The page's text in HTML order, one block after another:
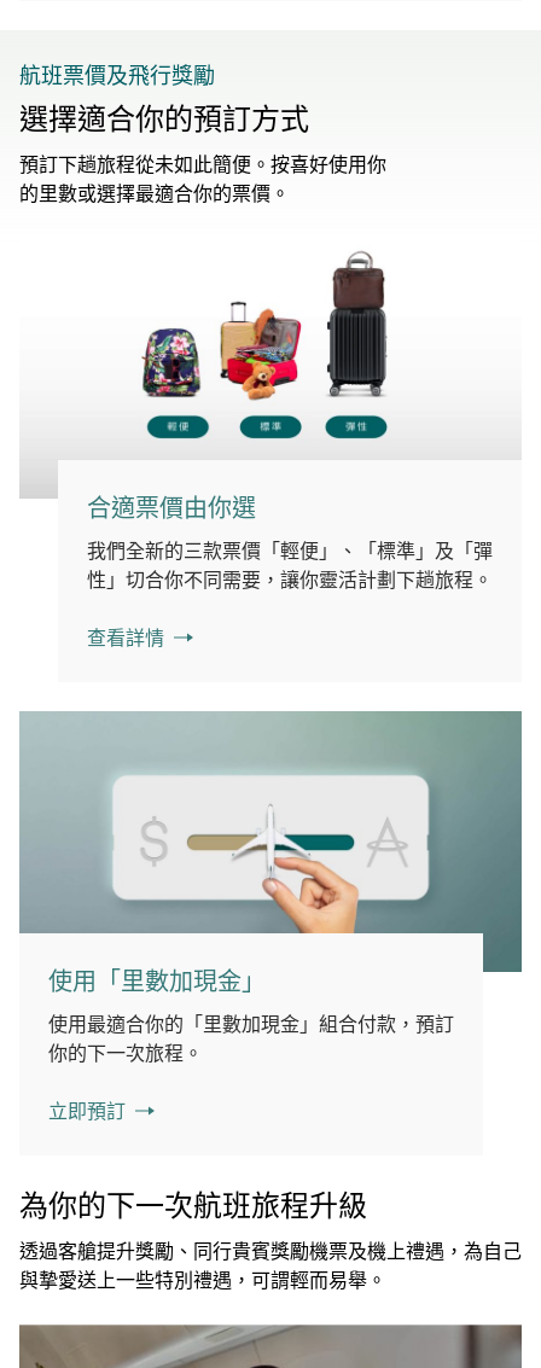
航班票價及飛行獎勵
選擇適合你的預訂方式
預訂下趟旅程從未如此簡便。按喜好使用你
的里數或選擇最適合你的票價。
合適票價由你選
我們全新的三款票價「輕便」、「標準」及「彈
性」切合你不同需要，讓你靈活計劃下趟旅程。
查看詳情
使用「里數加現金」
使用最適合你的「里數加現金」組合付款，預訂
你的下一次旅程。
立即預訂
為你的下一次航班旅程升級
透過客艙提升獎勵、同行貴賓獎勵機票及機上禮遇，為自己
與摯愛送上一些特別禮遇，可謂輕而易舉。